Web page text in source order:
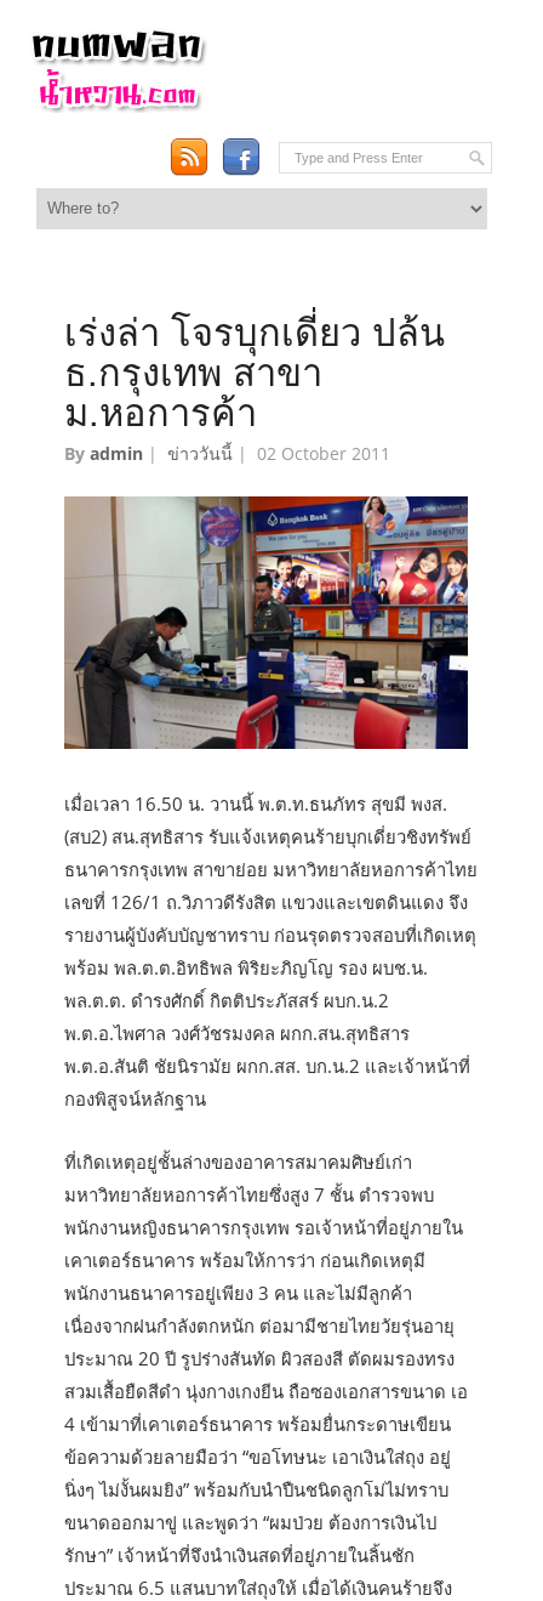
เร่งล่า โจรบุกเดี่ยว ปล้น
ธ.กรุงเทพ สาขา
ม.หอการค้า
Byadmin |ข่าววันนี้ |02 October 2011
เมื่อเวลา 16.50 น. วานนี้ พ.ต.ท.ธนภัทร สุขมี พงส.
(สบ2) สน.สุทธิสาร รับแจ้งเหตุคนร้ายบุกเดี่ยวชิงทรัพย์
ธนาคารกรุงเทพ สาขาย่อย มหาวิทยาลัยหอการค้าไทย
เลขที่ 126/1 ถ.วิภาวดีรังสิต แขวงและเขตดินแดง จึง
รายงานผู้บังคับบัญชาทราบ ก่อนรุดตรวจสอบที่เกิดเหตุ
พร้อม พล.ต.ต.อิทธิพล พิริยะภิญโญ รอง ผบช.น.
พล.ต.ต. ดำรงศักดิ์ กิตติประภัสสร์ ผบก.น.2
พ.ต.อ.ไพศาล วงศ์วัชรมงคล ผกก.สน.สุทธิสาร
พ.ต.อ.สันติ ชัยนิรามัย ผกก.สส. บก.น.2 และเจ้าหน้าที่
กองพิสูจน์หลักฐาน
ที่เกิดเหตุอยู่ชั้นล่างของอาคารสมาคมศิษย์เก่า
มหาวิทยาลัยหอการค้าไทยซึ่งสูง 7 ชั้น ตำรวจพบ
พนักงานหญิงธนาคารกรุงเทพ รอเจ้าหน้าที่อยู่ภายใน
เคาเตอร์ธนาคาร พร้อมให้การว่า ก่อนเกิดเหตุมี
พนักงานธนาคารอยู่เพียง 3 คน และไม่มีลูกค้า
เนื่องจากฝนกำลังตกหนัก ต่อมามีชายไทยวัยรุ่นอายุ
ประมาณ 20 ปี รูปร่างสันทัด ผิวสองสี ตัดผมรองทรง
สวมเสื้อยืดสีดำ นุ่งกางเกงยีน ถือซองเอกสารขนาด เอ
4 เข้ามาที่เคาเตอร์ธนาคาร พร้อมยื่นกระดาษเขียน
ข้อความด้วยลายมือว่า “ขอโทษนะ เอาเงินใส่ถุง อยู่
นิ่งๆ ไม่งั้นผมยิง” พร้อมกับนำปืนชนิดลูกโม่ไม่ทราบ
ขนาดออกมาขู่ และพูดว่า “ผมป่วย ต้องการเงินไป
รักษา” เจ้าหน้าที่จึงนำเงินสดที่อยู่ภายในลิ้นชัก
ประมาณ 6.5 แสนบาทใส่ถุงให้ เมื่อได้เงินคนร้ายจึง